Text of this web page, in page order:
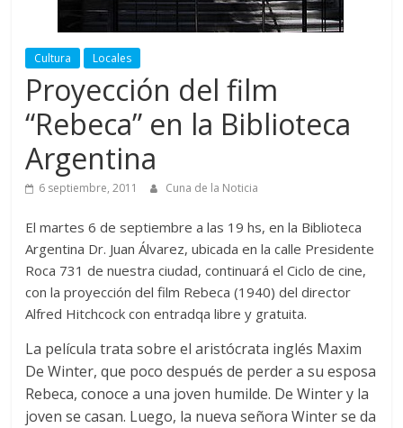
Cultura Locales
Proyección del film
“Rebeca” en la Biblioteca
Argentina
6 septiembre, 2011 Cuna de la Noticia
El martes 6 de septiembre a las 19 hs, en la Biblioteca
Argentina Dr. Juan Álvarez, ubicada en la calle Presidente
Roca 731 de nuestra ciudad, continuará el Ciclo de cine,
con la proyección del film Rebeca (1940) del director
Alfred Hitchcock con entradqa libre y gratuita.
La película trata sobre el aristócrata inglés Maxim
De Winter, que poco después de perder a su esposa
Rebeca, conoce a una joven humilde. De Winter y la
joven se casan. Luego, la nueva señora Winter se da